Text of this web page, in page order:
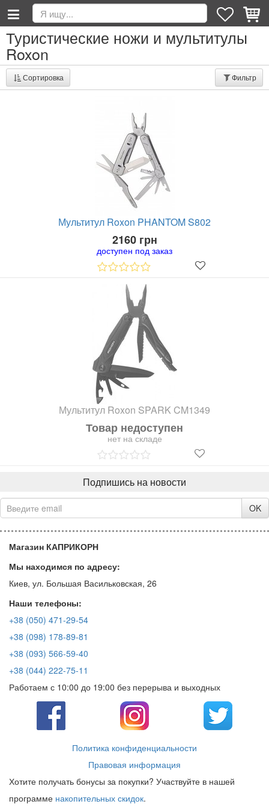
Туристические ножи и мультитулы
Roxon
Сортировка Фильтр
Мультитул Roxon PHANTOM S802
2160 грн
доступен под заказ
Мультитул Roxon SPARK CM1349
Товар недоступен
нет на складе
Подпишись на новости
OK
Магазин КАПРИКОРН
Мы находимся по адресу:
Киев, ул. Большая Васильковская, 26
Наши телефоны:
+38 (050) 471-29-54
+38 (098) 178-89-81
+38 (093) 566-59-40
+38 (044) 222-75-11
Работаем с 10:00 до 19:00 без перерыва и выходных
Политика конфиденциальности
Правовая информация
Хотите получать бонусы за покупки? Участвуйте в нашей
программе накопительных скидок.